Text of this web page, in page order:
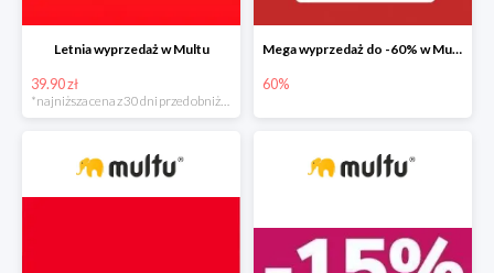
Letnia wyprzedaż w Multu
39.90 zł
*najniższa cena z 30 dni przed obniżką
Mega wyprzedaż do -60% w Multu
60%